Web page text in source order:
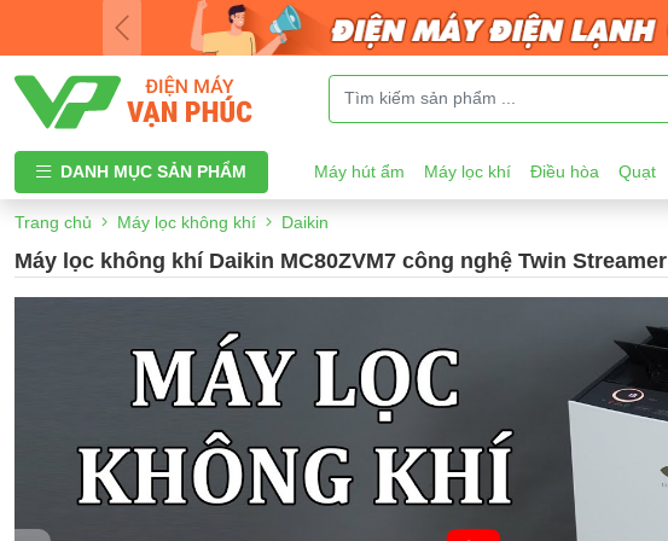
DANH MỤC SẢN PHẨM Máy hút ẩm Máy lọc khí Điều hòa Quạt
Trang chủ Máy lọc không khí Daikin
Máy lọc không khí Daikin MC80ZVM7 công nghệ Twin Streamer